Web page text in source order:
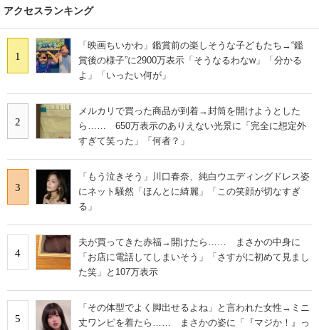
アクセスランキング
1
「映画ちいかわ」鑑賞前の楽しそうな子どもたち→“鑑
賞後の様子”に2900万表示「そうなるわなw」「分かる
よ」「いったい何が」
2
メルカリで買った商品が到着→封筒を開けようとした
ら…… 650万表示のありえない光景に「完全に想定外
すぎて笑った」「何者？」
3
「もう泣きそう」川口春奈、純白ウエディングドレス姿
にネット騒然「ほんとに綺麗」「この笑顔が切なすぎ
る」
4
夫が買ってきた赤福→開けたら…… まさかの中身に
「お店に電話してしまいそう」「さすがに初めて見まし
た笑」と107万表示
5
「その体型でよく脚出せるよね」と言われた女性→ミニ
丈ワンピを着たら…… まさかの姿に「『マジか！』っ